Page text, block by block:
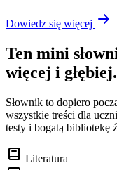
Dowiedz się więcej
Ten mini
więcej i głębiej.
Słownik to dopiero
wszystkie treści dla
testy i bogatą bibliotekę
Literatura